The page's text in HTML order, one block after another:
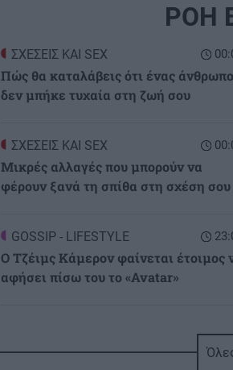
ΡΟΗ
ΣΧΕΣΕΙΣ ΚΑΙ SEX
Πώς θα καταλάβεις ότι ένας
δεν μπήκε τυχαία στη ζωή σου
ΣΧΕΣΕΙΣ ΚΑΙ SEX
Μικρές αλλαγές που μπορούν να
φέρουν ξανά τη σπίθα στη σχέση σου
GOSSIP - LIFESTYLE
Ο Τζέιμς Κάμερον φαίνεται έτοιμος
αφήσει πίσω του το «Avatar»
Έφτιαξε ηλιακό γιοτ με $20.000 και